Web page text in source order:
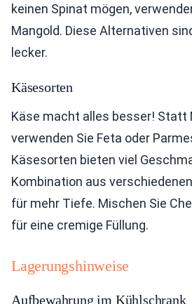
keinen Spinat mögen,
Mangold. Diese Alternativen
lecker.
Käsesorten
Käse macht alles besser! Statt
verwenden Sie Feta oder
Käsesorten bieten viel
Kombination aus
für mehr Tiefe. Mischen Sie
für eine cremige Füllung.
Lagerungshinweise
Aufbewahrung im Kühlschrank